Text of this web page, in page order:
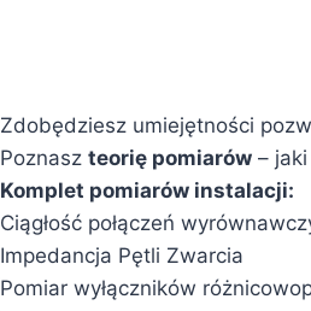
Zdobędziesz umiejętności
Poznasz teorię pomiarów –
Komplet pomiarów instalacji:
Ciągłość połączeń
Impedancja Pętli Zwarcia
Pomiar wyłączników